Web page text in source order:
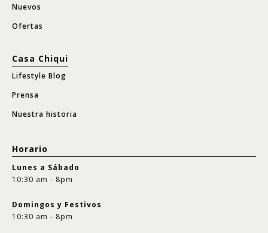
Nuevos
Ofertas
Casa Chiqui
Lifestyle Blog
Prensa
Nuestra historia
Horario
Lunes a Sábado
10:30 am - 8pm
Domingos y Festivos
10:30 am - 8pm